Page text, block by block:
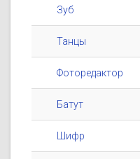
Зуб
Танцы
Фоторедактор
Батут
Шифр